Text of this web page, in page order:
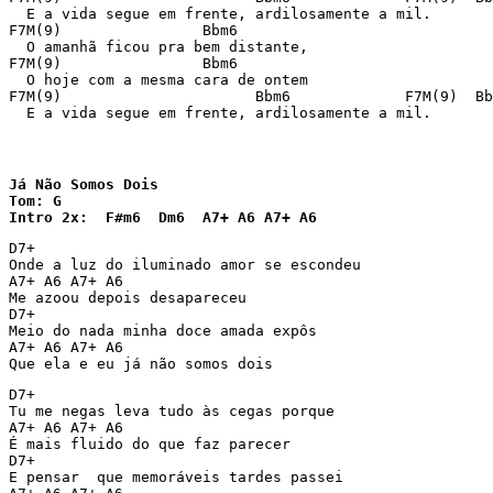
  E a vida segue em frente, ardilosamente a mil.
F7M(9)                Bbm6
  O amanhã ficou pra bem distante,
F7M(9)                Bbm6
  O hoje com a mesma cara de ontem
F7M(9)                      Bbm6             F7M(9)
  E a vida segue em frente, ardilosamente a mil.
Já Não Somos Dois
Tom: G
Intro 2x:  F#m6  Dm6  A7+ A6 A7+ A6
D7+
Onde a luz do iluminado amor se escondeu
A7+ A6 A7+ A6
Me azoou depois desapareceu
D7+
Meio do nada minha doce amada expôs
A7+ A6 A7+ A6
Que ela e eu já não somos dois
D7+
Tu me negas leva tudo às cegas porque
A7+ A6 A7+ A6
É mais fluido do que faz parecer
D7+
E pensar  que memoráveis tardes passei